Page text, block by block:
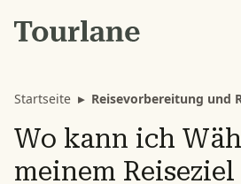
Startseite ▸ Reisevorbereitung und
Wo kann ich
meinem